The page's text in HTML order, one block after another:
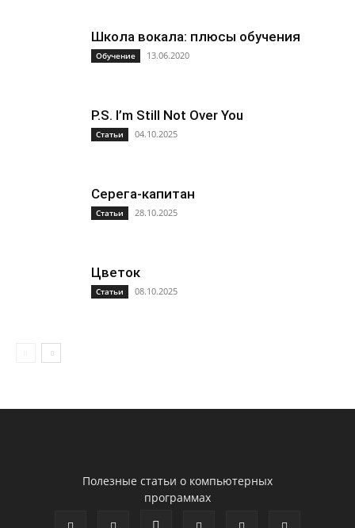
Школа вокала: плюсы обучения
Обучение 13.06.2020
P.S. I’m Still Not Over You
Статьи 04.10.2025
Серега-капитан
Статьи 28.10.2025
Цветок
Статьи 08.10.2025
Полезные статьи о компьютерных
программах